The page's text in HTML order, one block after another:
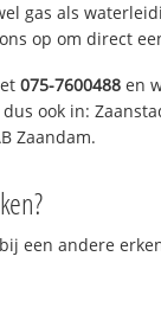
gas als
op om direct
075-7600488 en
ook in:
Zaandam.
een andere